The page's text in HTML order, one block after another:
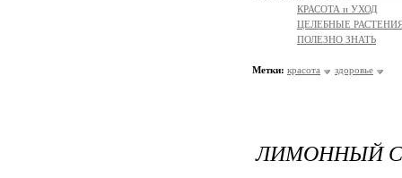
КРАСОТА и УХОД
ЦЕЛЕБНЫЕ
ПОЛЕЗНО ЗНАТЬ
Метки: красота здоровье
ЛИМОННЫЙ